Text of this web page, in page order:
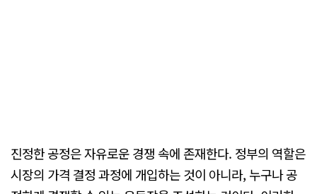
진정한 공정은 자유로운 경쟁 속에 존재한다. 정부의 역할은
시장의 가격 결정 과정에 개입하는 것이 아니라, 누구나 공